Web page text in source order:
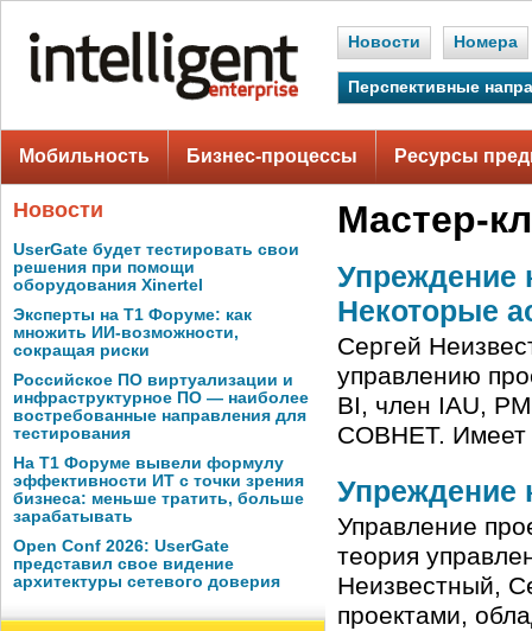
Новости Номера
Перспективные
Мобильность Бизнес-процессы Ресурсы
Новости
UserGate будет тестировать свои
решения при помощи
оборудования Xinertel
Эксперты на Т1 Форуме: как
множить ИИ-возможности,
сокращая риски
Российское ПО виртуализации и
инфраструктурное ПО — наиболее
востребованные направления для
тестирования
На Т1 Форуме вывели формулу
эффективности ИТ с точки зрения
бизнеса: меньше тратить, больше
зарабатывать
Open Conf 2026: UserGate
представил свое видение
архитектуры сетевого доверия
Мастер-
Упреждение
Некоторые
Сергей
управлению
BI, член IAU,
СОВНЕТ. Имеет
Упреждение
Управление
теория
Неизвестный,
проектами,